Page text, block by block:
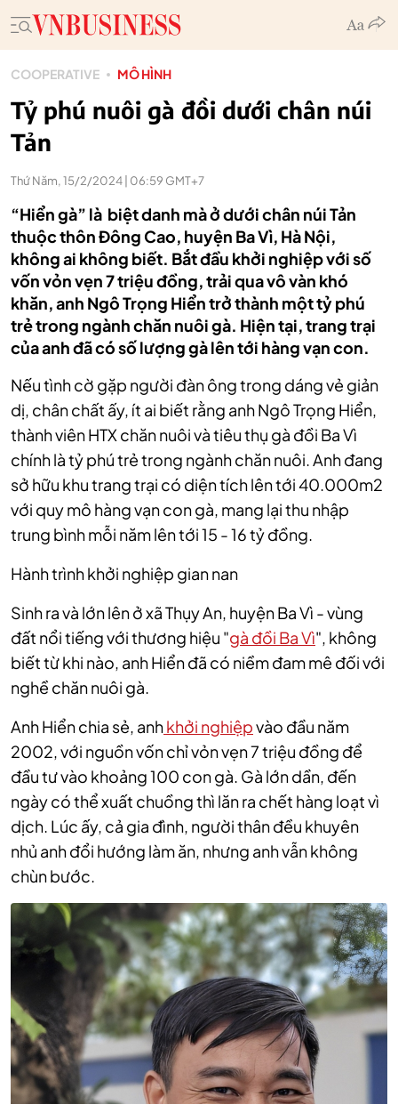
COOPERATIVE MÔ HÌNH
Tỷ phú nuôi gà đồi dưới chân núi
Tản
Thứ Năm, 15/2/2024 | 06:59 GMT+7
“Hiển gà” là biệt danh mà ở dưới chân núi Tản
thuộc thôn Đông Cao, huyện Ba Vì, Hà Nội,
không ai không biết. Bắt đầu khởi nghiệp với số
vốn vỏn vẹn 7 triệu đồng, trải qua vô vàn khó
khăn, anh Ngô Trọng Hiển trở thành một tỷ phú
trẻ trong ngành chăn nuôi gà. Hiện tại, trang trại
của anh đã có số lượng gà lên tới hàng vạn con.
Nếu tình cờ gặp người đàn ông trong dáng vẻ giản
dị, chân chất ấy, ít ai biết rằng anh Ngô Trọng Hiển,
thành viên HTX chăn nuôi và tiêu thụ gà đồi Ba Vì
chính là tỷ phú trẻ trong ngành chăn nuôi. Anh đang
sở hữu khu trang trại có diện tích lên tới 40.000m2
với quy mô hàng vạn con gà, mang lại thu nhập
trung bình mỗi năm lên tới 15 - 16 tỷ đồng.
Hành trình khởi nghiệp gian nan
Sinh ra và lớn lên ở xã Thụy An, huyện Ba Vì - vùng
đất nổi tiếng với thương hiệu "gà đồi Ba Vì", không
biết từ khi nào, anh Hiển đã có niềm đam mê đối với
nghề chăn nuôi gà.
Anh Hiển chia sẻ, anhkhởi nghiệpvào đầu năm
2002, với nguồn vốn chỉ vỏn vẹn 7 triệu đồng để
đầu tư vào khoảng 100 con gà. Gà lớn dần, đến
ngày có thể xuất chuồng thì lăn ra chết hàng loạt vì
dịch. Lúc ấy, cả gia đình, người thân đều khuyên
nhủ anh đổi hướng làm ăn, nhưng anh vẫn không
chùn bước.